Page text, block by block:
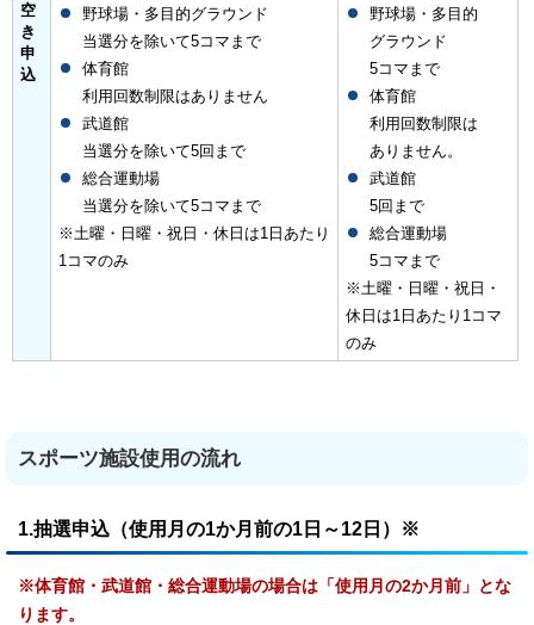
空
き
申
込
野球場・多目的グラウンド
当選分を除いて5コマまで
体育館
利用回数制限はありません
武道館
当選分を除いて5回まで
総合運動場
当選分を除いて5コマまで
※土曜・日曜・祝日・休日は1日あたり
1コマのみ
野球場・多目的
グラウンド
5コマまで
体育館
利用回数制限は
ありません。
武道館
5回まで
総合運動場
5コマまで
※土曜・日曜・祝日・
休日は1日あたり1コマ
のみ
スポーツ施設使用の流れ
1.抽選申込（使用月の1か月前の1日～12日）※
※体育館・武道館・総合運動場の場合は「使用月の2か月前」とな
ります。